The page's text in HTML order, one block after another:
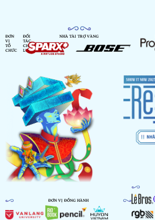
ĐƠN
VỊ
TỔ
CHỨC
ĐỐI
TÁC
CHIẾN
LƯỢC
NHÀ TÀI TRỢ VÀNG
ĐƠN VỊ ĐỒNG HÀNH